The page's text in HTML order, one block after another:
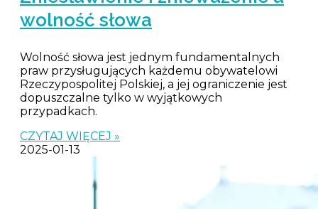
wolność słowa
Wolność słowa jest jednym fundamentalnych
praw przysługujących każdemu obywatelowi
Rzeczypospolitej Polskiej, a jej ograniczenie jest
dopuszczalne tylko w wyjątkowych
przypadkach.
CZYTAJ WIĘCEJ »
2025-01-13